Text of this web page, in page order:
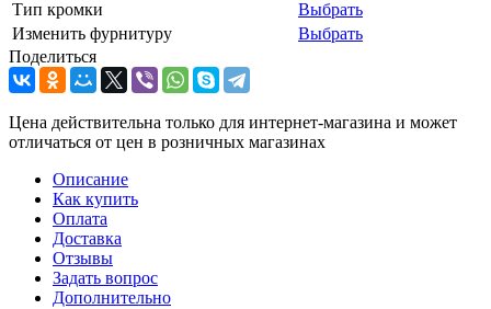
Тип кромки
Выбрать
Изменить фурнитуру
Выбрать
Поделиться
Цена действительна только для интернет-магазина и может
отличаться от цен в розничных магазинах
Описание
Как купить
Оплата
Доставка
Отзывы
Задать вопрос
Дополнительно